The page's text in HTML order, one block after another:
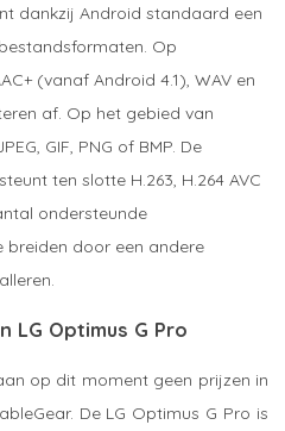
dankzij Android standaard een
Op
(vanaf Android 4.1), WAV en
af. Op het gebied van
GIF, PNG of BMP. De
ten slotte H.263, H.264 AVC
ondersteunde
door een andere
LG Optimus G Pro
op dit moment geen prijzen in
De LG Optimus G Pro is